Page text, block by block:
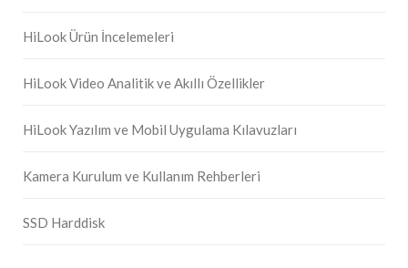
HiLook Ürün İncelemeleri
HiLook Video Analitik ve Akıllı Özellikler
HiLook Yazılım ve Mobil Uygulama Kılavuzları
Kamera Kurulum ve Kullanım Rehberleri
SSD Harddisk